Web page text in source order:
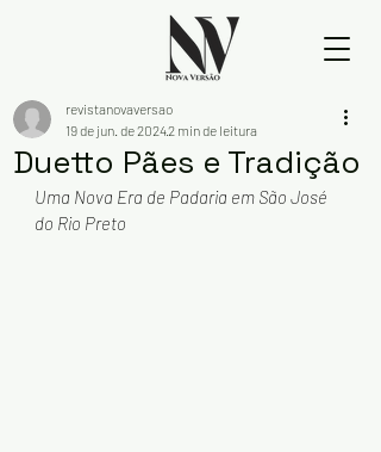
Duetto Pães e Tradição
revistanovaversao
19 de jun. de 20242 min de leitura
Uma Nova Era de Padaria em São José
do Rio Preto